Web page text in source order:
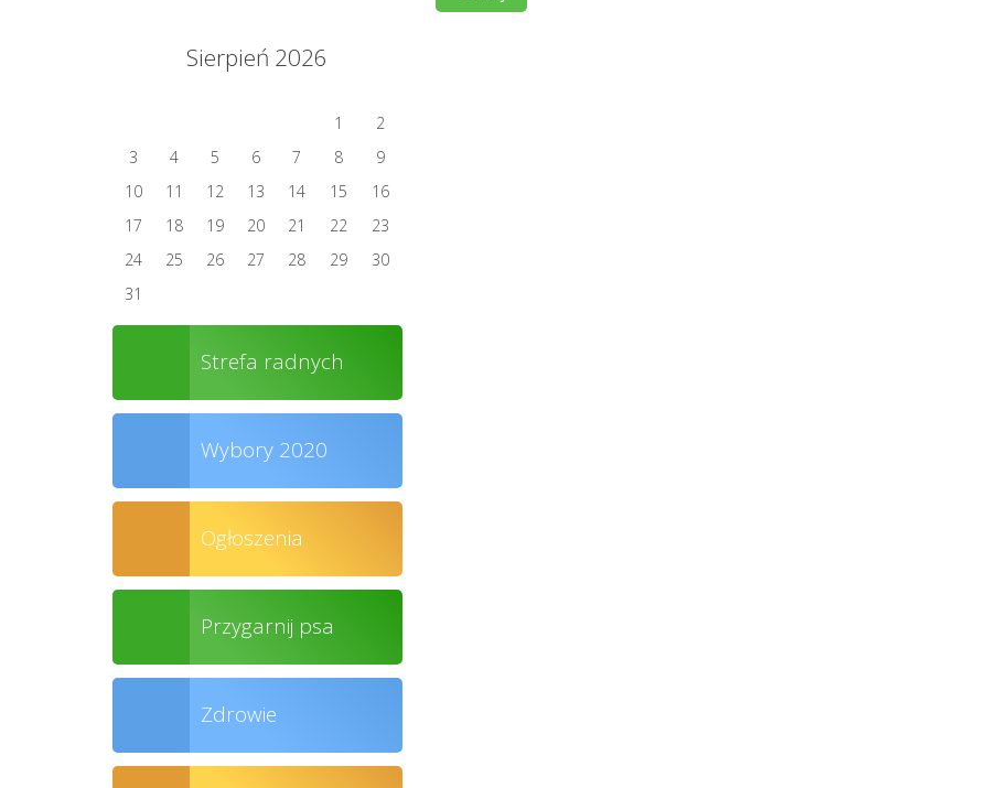
Sierpień 2026
1
2
3
4 5 6 7 8
9
10
11 12 13 14 15
16
17
18 19 20 21 22
23
24
25 26 27 28 29
30
31
Strefa radnych
Wybory 2020
Ogłoszenia
Przygarnij psa
Zdrowie